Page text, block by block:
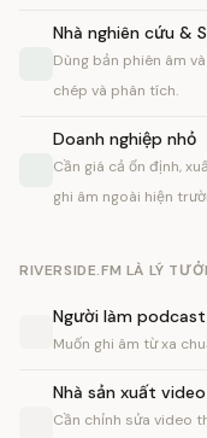
Nhà nghiên cứu &
Dùng bản phiên âm
chép và phân tích.
Doanh nghiệp nhỏ
Cần giá cả ổn định,
ghi âm ngoài hiện
RIVERSIDE.FM LÀ LÝ
Người làm podcast
Muốn ghi âm từ xa
Nhà sản xuất video
Cần chỉnh sửa video